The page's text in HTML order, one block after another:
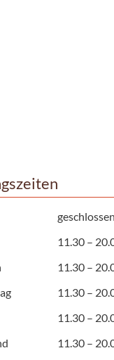
geschlossen
11.30 –
11.30 –
11.30 –
11.30 –
11.30 –